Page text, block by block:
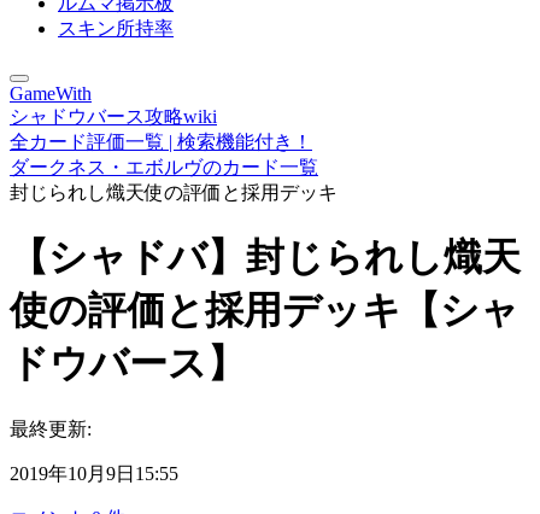
スキン所持率
GameWith
シャドウバース攻略wiki
全カード評価一覧 | 検索機能付き！
ダークネス・エボルヴのカード一覧
封じられし熾天使の評価と採用デッキ
【シャドバ】封じられし熾天
使の評価と採用デッキ【シャ
ドウバース】
最終更新:
2019年10月9日15:55